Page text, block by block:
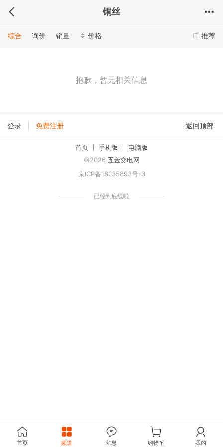
铜丝
推荐
综合 询价 销量 价格
抱歉，暂无相关信息
登录 免费注册 返回顶部
首页 手机版
电脑版
©2026 五金交电网
京ICP备18035893号-3
已经到底线啦
首页 频道 消息 购物车 我的